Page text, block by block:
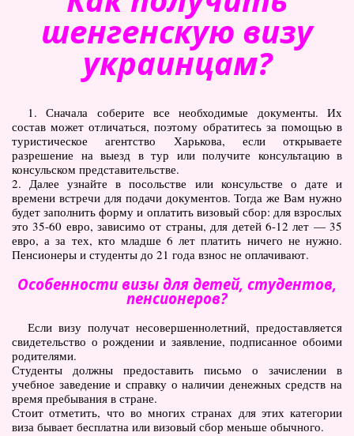
шенгенскую визу
украинцам?
1. Сначала соберите все необходимые документы. Их
состав может отличаться, поэтому обратитесь за помощью в
туристическое агентство Харькова, если открываете
разрешение на выезд в тур или получите консультацию в
консульском представительстве.
2. Далее узнайте в посольстве или консульстве о дате и
времени встречи для подачи документов. Тогда же Вам нужно
будет заполнить форму и оплатить визовый сбор: для взрослых
это 35-60 евро, зависимо от страны, для детей 6-12 лет — 35
евро, а за тех, кто младше 6 лет платить ничего не нужно.
Пенсионеры и студенты до 21 года взнос не оплачивают.
Особенности визы для детей, студентов,
пенсионеров?
Если визу получат несовершеннолетний, предоставляется
свидетельство о рождении и заявление, подписанное обоими
родителями.
Студенты должны предоставить письмо о зачислении в
учебное заведение и справку о наличии денежных средств на
время пребывания в стране.
Стоит отметить, что во многих странах для этих категории
виза бывает бесплатна или визовый сбор меньше обычного.